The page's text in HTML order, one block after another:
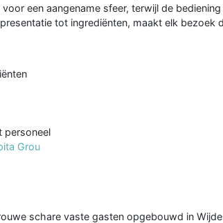
een aangename sfeer, terwijl de
tot ingrediënten, maakt elk bezoek
personeel
Grou
schare vaste gasten opgebouwd in